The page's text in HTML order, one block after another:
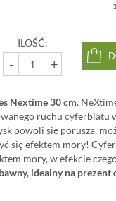
ILOŚĆ:
- +
Nextime 30 cm.
ruchu cyferblatu
powoli się porusza,
się efektem mory!
mory, w efekcie
idealny na prezent